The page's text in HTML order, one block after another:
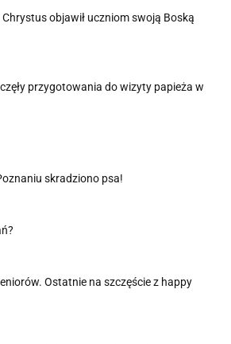
objawił uczniom swoją Boską
przygotowania do wizyty papieża w
skradziono psa!
Ostatnie na szczęście z happy